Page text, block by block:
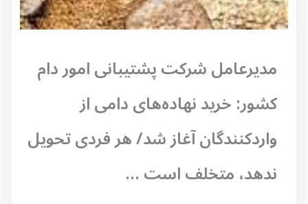
مدیرعامل شرکت پشتیبانی امور دام
کشور: خرید نهاده‌های دامی از
واردکنندگان آغاز شد/ هر فردی تحویل
ندهد، متخلف است ...